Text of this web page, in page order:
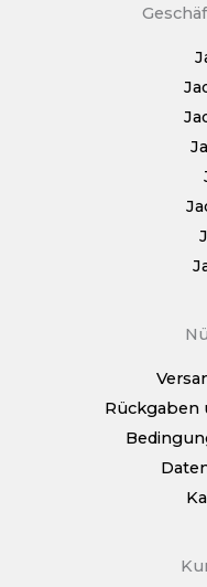
Rückgaben